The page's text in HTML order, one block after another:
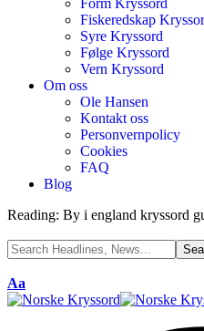
Form Kryssord
Fiskeredskap
Syre Kryssord
Følge Kryssord
Vern Kryssord
Om oss
Ole Hansen
Kontakt oss
Personvernpolicy
Cookies
FAQ
Blog
Reading: By i england kryssord
Aa